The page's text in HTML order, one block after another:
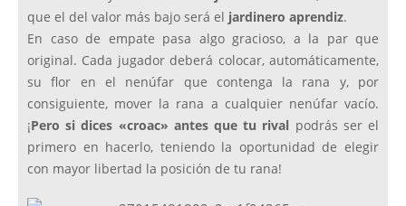
que el del valor más bajo será el jardinero aprendiz.
En caso de empate pasa algo gracioso, a la par que
original. Cada jugador deberá colocar, automáticamente,
su flor en el nenúfar que contenga la rana y, por
consiguiente, mover la rana a cualquier nenúfar vacío.
¡Pero si dices «croac» antes que tu rival podrás ser el
primero en hacerlo, teniendo la oportunidad de elegir
con mayor libertad la posición de tu rana!